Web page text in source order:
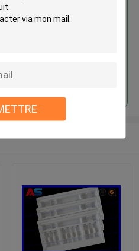
Pour Tirzépatide /
Blisters 50um